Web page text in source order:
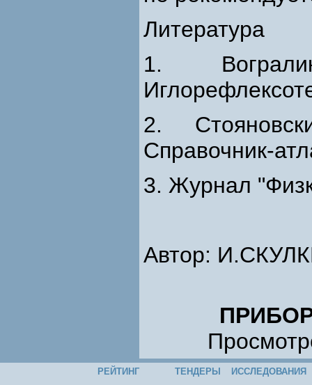
Литература
1.
2.
Справочник-
3. Журнал
Автор:
РЕЙТИНГ ТЕНДЕРЫ ИССЛЕДОВАНИЯ